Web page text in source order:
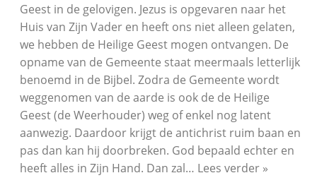
Geest in de gelovigen. Jezus is opgevaren naar het
Huis van Zijn Vader en heeft ons niet alleen gelaten,
we hebben de Heilige Geest mogen ontvangen. De
opname van de Gemeente staat meermaals letterlijk
benoemd in de Bijbel. Zodra de Gemeente wordt
weggenomen van de aarde is ook de de Heilige
Geest (de Weerhouder) weg of enkel nog latent
aanwezig. Daardoor krijgt de antichrist ruim baan en
pas dan kan hij doorbreken. God bepaald echter en
heeft alles in Zijn Hand. Dan zal… Lees verder »